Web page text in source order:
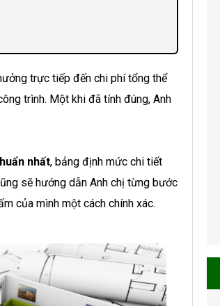
trực tiếp đến chi phí tổng thể
trình. Một khi đã tính đúng, Anh
nhất, bảng định mức chi tiết
sẽ hướng dẫn Anh chị từng bước
của mình một cách chính xác.